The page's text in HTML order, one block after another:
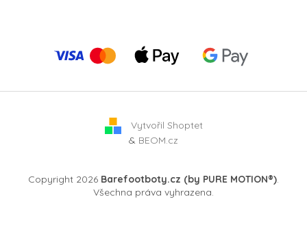
Vytvořil Shoptet
& BEOM.cz
Copyright 2026 Barefootboty.cz (by PURE MOTION®).
Všechna práva vyhrazena.